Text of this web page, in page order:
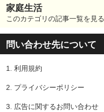
家庭生活
このカテゴリの記事一覧を見る
問い合わせ先について
1. 利用規約
2. プライバシーポリシー
3. 広告に関するお問い合わせ